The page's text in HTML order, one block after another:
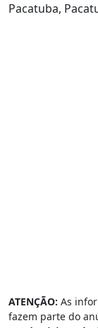
Pacatuba,
ATENÇÃO: As
fazem parte do